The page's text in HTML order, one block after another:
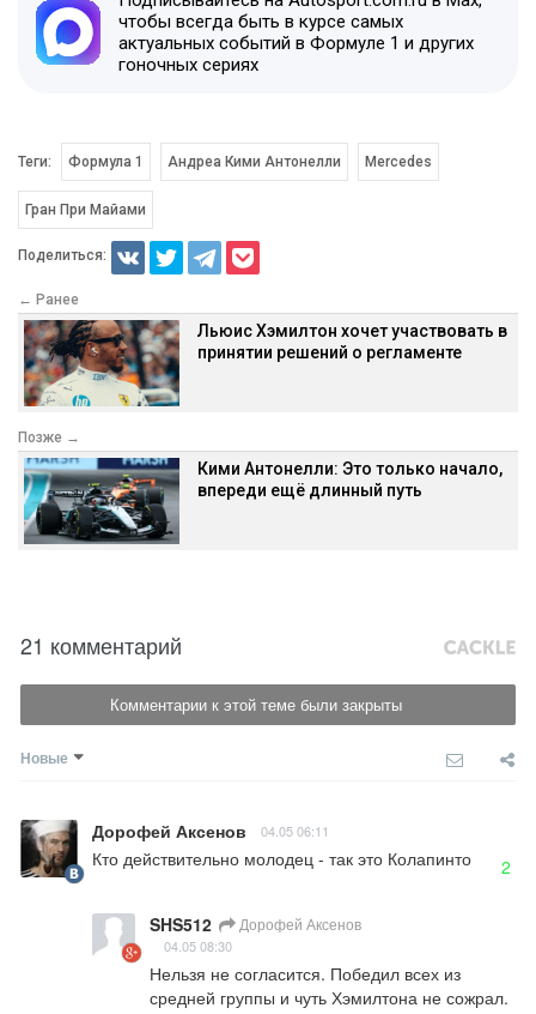
чтобы всегда быть в курсе самых
актуальных событий в Формуле 1 и других
гоночных сериях
Теги: Формула 1 Андреа Кими Антонелли Mercedes
Гран При Майами
Поделиться:
← Ранее
Льюис Хэмилтон хочет участвовать в
принятии решений о регламенте
Позже →
Кими Антонелли: Это только начало,
впереди ещё длинный путь
21 комментарий
Комментарии к этой теме были закрыты
Новые
Дорофей Аксенов 04.05 06:11
Кто действительно молодец - так это Колапинто 2
SHS512 Дорофей Аксенов
04.05 08:30
Нельзя не согласится. Победил всех из
средней группы и чуть Хэмилтона не сожрал.